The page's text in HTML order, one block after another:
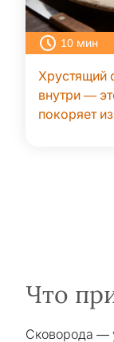
10 мин
Хрустящий
внутри —
покоряет
Что
Сковорода —